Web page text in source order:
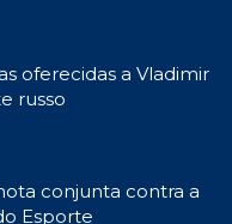
oferecidas a Vladimir
russo
conjunta contra a
Esporte